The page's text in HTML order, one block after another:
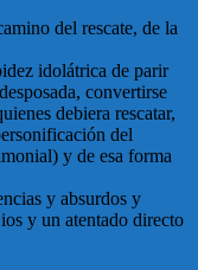
del rescate, de la
idolátrica de parir
convertirse
debiera rescatar,
del
y de esa forma
y absurdos y
y un atentado directo